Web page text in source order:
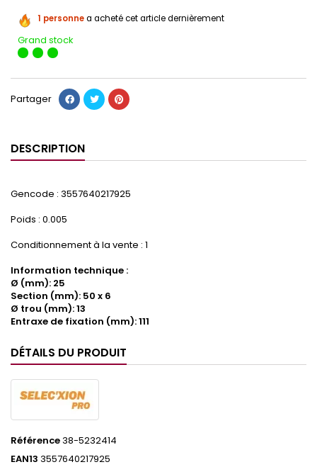
1 personnea acheté cet article dernièrement
Grand stock
Partager
DESCRIPTION
Gencode : 3557640217925
Poids : 0.005
Conditionnement à la vente : 1
Information technique :
Ø (mm): 25
Section (mm): 50 x 6
Ø trou (mm): 13
Entraxe de fixation (mm): 111
DÉTAILS DU PRODUIT
Référence38-5232414
EAN13 3557640217925